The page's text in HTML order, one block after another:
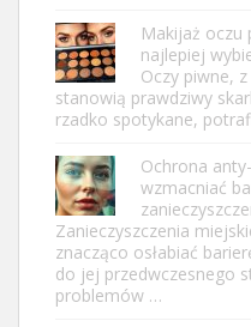
Makijaż oczu
najlepiej
Oczy piwne,
stanowią prawdziwy
rzadko spotykane,
Ochrona
wzmacniać
Zanieczyszczenia
znacząco osłabiać
do jej przedwczesnego
problemów …